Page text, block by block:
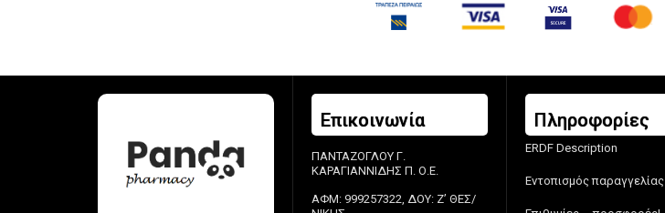
Επικοινωνία
ΠΑΝΤΑΖΟΓΛΟΥ Γ.
ΚΑΡΑΓΙΑΝΝΙΔΗΣ Π. Ο.Ε.
ΑΦΜ: 999257322, ΔΟΥ: Ζ’ ΘΕΣ/
Πληροφορίες
ERDF Description
Εντοπισμός παραγγελίας